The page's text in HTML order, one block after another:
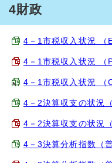
4財政
4－1市税収入状況 （
4－1市税収入状況 （
4－1市税収入状況 （
4－2決算収支の状況
4－2決算収支の状況
4－3決算分析指数（